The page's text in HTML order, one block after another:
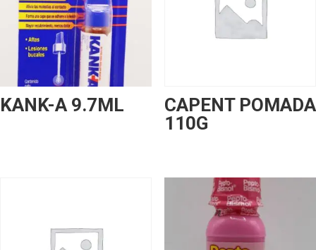
KANK-A 9.7ML
CAPENT POMADA
110G